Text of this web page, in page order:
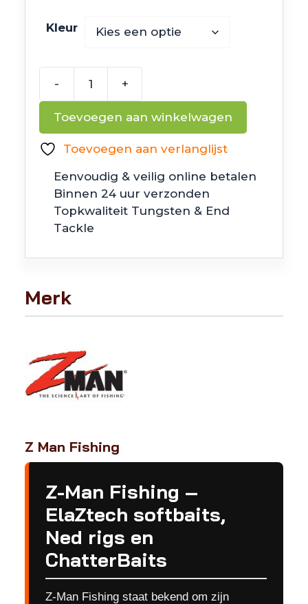
Kleur
-
Nedrig
+
Toevoegen aan winkelwagen
Toevoegen aan verlanglijst
Eenvoudig & veilig online betalen
Binnen 24 uur verzonden
Topkwaliteit Tungsten & End
Tackle
Merk
Z Man Fishing
Z-Man Fishing –
ElaZtech softbaits,
Ned rigs en
ChatterBaits
Z-Man Fishing staat bekend om zijn